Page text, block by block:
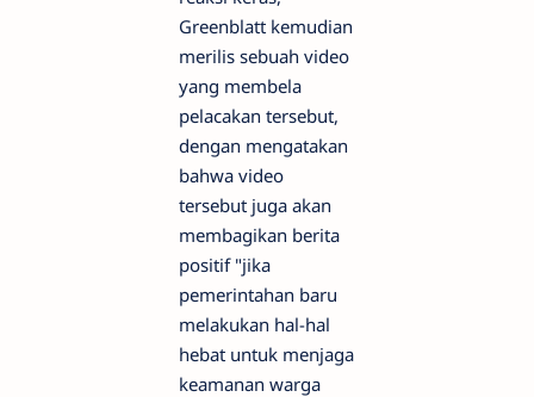
Greenblatt kemudian
merilis sebuah video
yang membela
pelacakan tersebut,
dengan mengatakan
bahwa video
tersebut juga akan
membagikan berita
positif "jika
pemerintahan baru
melakukan hal-hal
hebat untuk menjaga
keamanan warga